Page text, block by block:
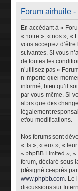
Forum airhuile
En accédant à «
« notre », « nos », «
vous acceptez
suivantes. Si vous
de toutes les
n’utilisez pas «
n’importe quel
informé, bien qu’il
par vous-même. Si
alors que des
légalement
et/ou modifications.
Nos forums sont
« ils », « eux », «
« phpBB Limited »,
forum, déclaré sous
(désigné ci-après
www.phpbb.com. Le
discussions sur